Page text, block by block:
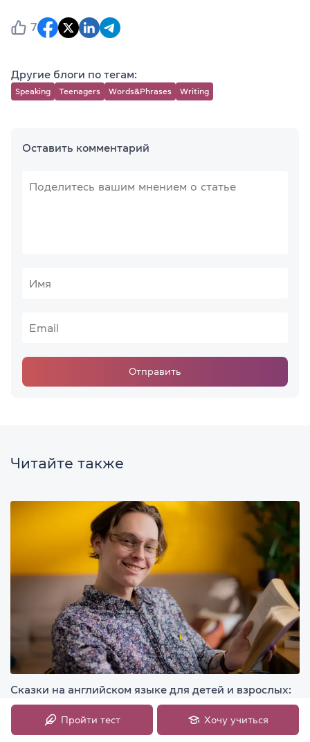
7
Другие блоги по тегам:
Speaking Teenagers Words&Phrases Writing
Оставить комментарий
Отправить
Читайте также
Сказки на английском языке для детей и взрослых:
18 историй для чтения, аудио и просмотра
10 минут
Пройти тест Хочу учиться